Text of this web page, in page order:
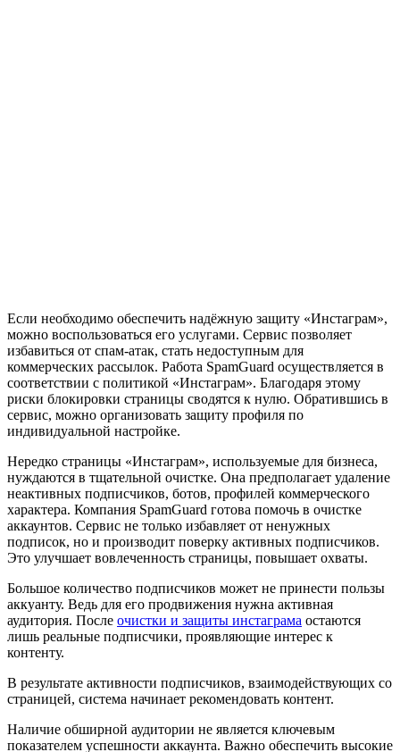
Если необходимо обеспечить надёжную защиту «Инстаграм»,
можно воспользоваться его услугами. Сервис позволяет
избавиться от спам-атак, стать недоступным для
коммерческих рассылок. Работа SpamGuard осуществляется в
соответствии с политикой «Инстаграм». Благодаря этому
риски блокировки страницы сводятся к нулю. Обратившись в
сервис, можно организовать защиту профиля по
индивидуальной настройке.
Нередко страницы «Инстаграм», используемые для бизнеса,
нуждаются в тщательной очистке. Она предполагает удаление
неактивных подписчиков, ботов, профилей коммерческого
характера. Компания SpamGuard готова помочь в очистке
аккаунтов. Сервис не только избавляет от ненужных
подписок, но и производит поверку активных подписчиков.
Это улучшает вовлеченность страницы, повышает охваты.
Большое количество подписчиков может не принести пользы
аккуанту. Ведь для его продвижения нужна активная
аудитория. После очистки и защиты инстаграма остаются
лишь реальные подписчики, проявляющие интерес к
контенту.
В результате активности подписчиков, взаимодействующих со
страницей, система начинает рекомендовать контент.
Наличие обширной аудитории не является ключевым
показателем успешности аккаунта. Важно обеспечить высокие